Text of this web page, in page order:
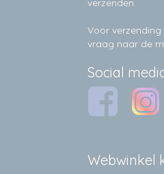
verzenden.
Voor
vraag naar de
Social
Webwinkel